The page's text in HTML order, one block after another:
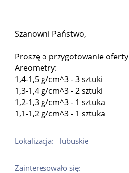
Szanowni Państwo,
Proszę o przygotowanie
Areometry:
1,4-1,5 g/cm^3 - 3 sztuki
1,3-1,4 g/cm^3 - 2 sztuki
1,2-1,3 g/cm^3 - 1 sztuka
1,1-1,2 g/cm^3 - 1 sztuka
Lokalizacja: lubuskie
Zainteresowało się: